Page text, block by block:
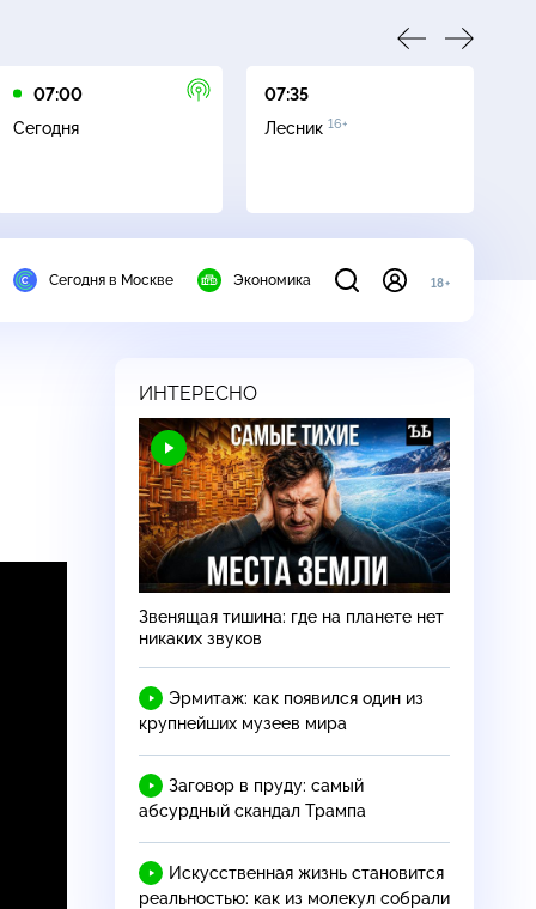
07:00
Сегодня
07:35
Лесник 16+
Сегодня в Москве Экономика 18+
ИНТЕРЕСНО
Звенящая тишина: где на планете нет
никаких звуков
Эрмитаж: как появился один из
крупнейших музеев мира
Заговор в пруду: самый
абсурдный скандал Трампа
Искусственная жизнь становится
реальностью: как из молекул собрали